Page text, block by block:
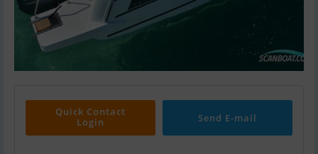
Quick Contact
Login
Send E-mail